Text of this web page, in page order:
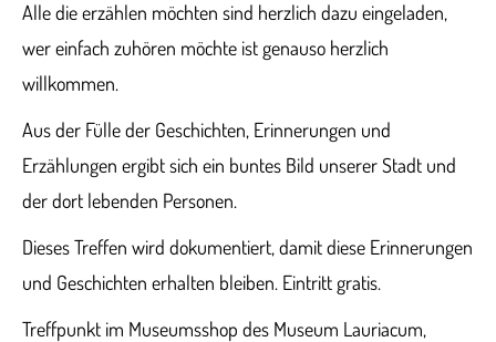
Alle die erzählen möchten sind herzlich dazu eingeladen,
wer einfach zuhören möchte ist genauso herzlich
willkommen.
Aus der Fülle der Geschichten, Erinnerungen und
Erzählungen ergibt sich ein buntes Bild unserer Stadt und
der dort lebenden Personen.
Dieses Treffen wird dokumentiert, damit diese Erinnerungen
und Geschichten erhalten bleiben. Eintritt gratis.
Treffpunkt im Museumsshop des Museum Lauriacum,